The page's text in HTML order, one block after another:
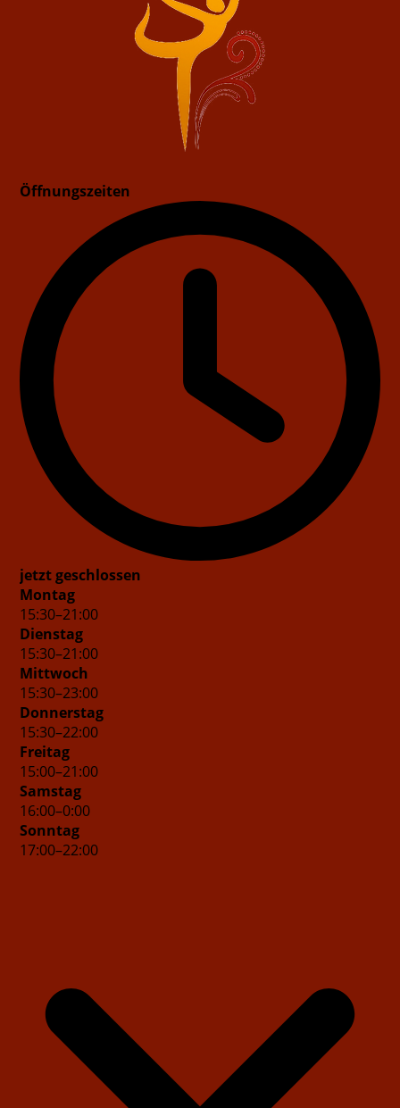
Öffnungszeiten
jetzt geschlossen
Montag
15:30–21:00
Dienstag
15:30–21:00
Mittwoch
15:30–23:00
Donnerstag
15:30–22:00
Freitag
15:00–21:00
Samstag
16:00–0:00
Sonntag
17:00–22:00